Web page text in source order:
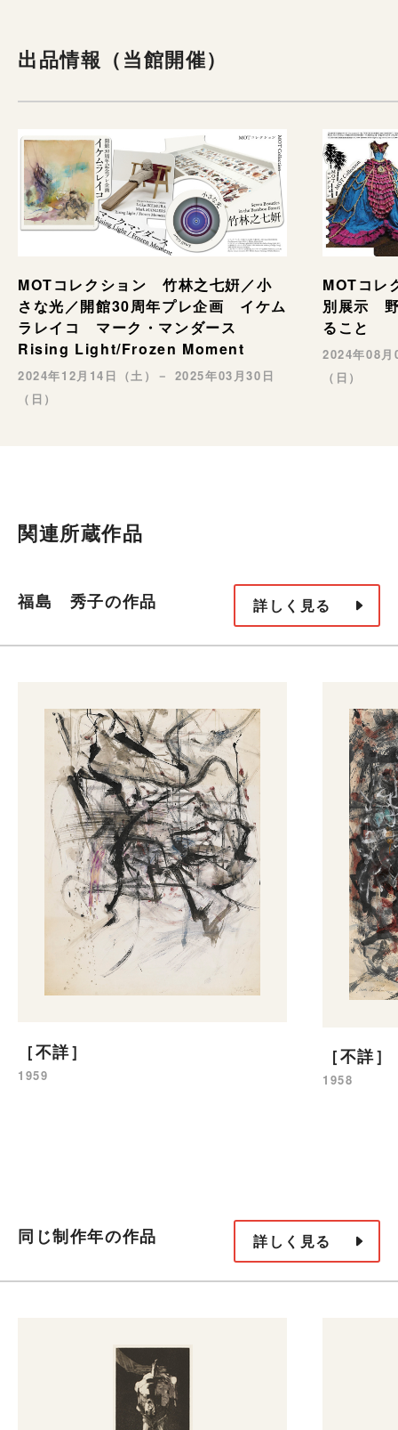
出品情報（当館開催）
MOTコレクション 竹林之七姸／小
さな光／開館30周年プレ企画 イケム
ラレイコ マーク・マンダース
Rising Light/Frozen Moment
2024年12月14日（土）－ 2025年03月30日
（日）
MOTコレ
別展示
ること
2024年08
（日）
関連所蔵作品
福島 秀子の作品 詳しく見る
［不詳］
1959
［不詳］
1958
同じ制作年の作品 詳しく見る